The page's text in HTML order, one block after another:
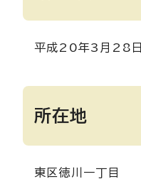
平成20年3月28日
所在地
東区徳川一丁目